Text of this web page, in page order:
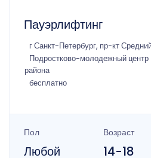
Пауэрлифтинг
г Санкт-Петербург, пр-кт
Подростково-молодежный центр
района
бесплатно
Пол
Любой
Возраст
14-18